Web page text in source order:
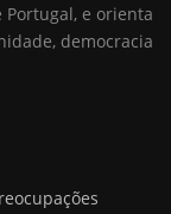
Portugal, e orienta
democracia